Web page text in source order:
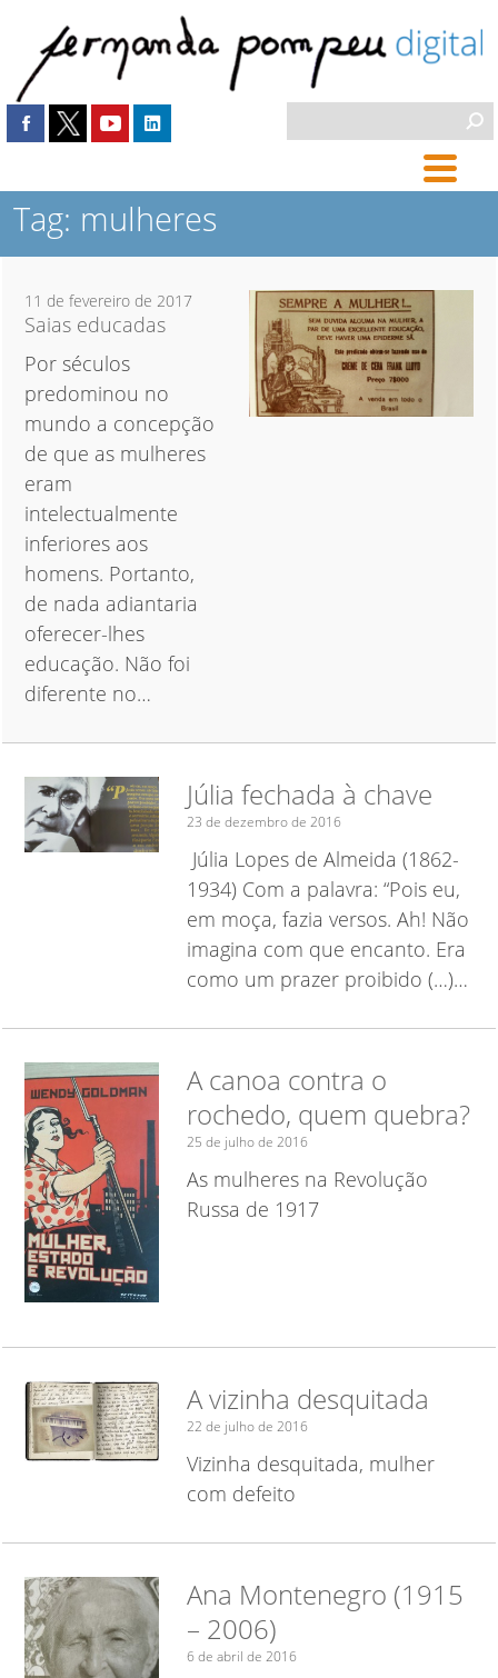
Tag: mulheres
11 de fevereiro de 2017
Saias educadas
Por séculos
predominou no
mundo a concepção
de que as mulheres
eram
intelectualmente
inferiores aos
homens. Portanto,
de nada adiantaria
oferecer-lhes
educação. Não foi
diferente no…
Júlia fechada à chave
23 de dezembro de 2016
Júlia Lopes de Almeida (1862-
1934) Com a palavra: “Pois eu,
em moça, fazia versos. Ah! Não
imagina com que encanto. Era
como um prazer proibido (…)…
A canoa contra o
rochedo, quem quebra?
25 de julho de 2016
As mulheres na Revolução
Russa de 1917
A vizinha desquitada
22 de julho de 2016
Vizinha desquitada, mulher
com defeito
Ana Montenegro (1915
– 2006)
6 de abril de 2016